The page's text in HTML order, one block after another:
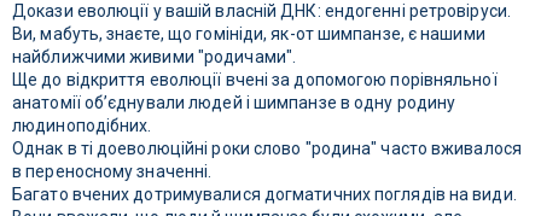
Докази еволюції у вашій власній ДНК: ендогенні ретровіруси.
Ви, мабуть, знаєте, що гомініди, як-от шимпанзе, є нашими
найближчими живими "родичами".
Ще до відкриття еволюції вчені за допомогою порівняльної
анатомії об’єднували людей і ​​шимпанзе в одну родину
людиноподібних.
Однак в ті доеволюційні роки слово "родина" часто вживалося
в переносному значенні.
Багато вчених дотримувалися догматичних поглядів на види.